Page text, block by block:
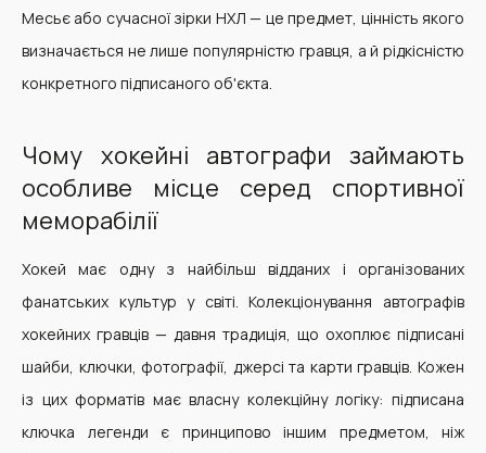
Месьє або сучасної зірки НХЛ — це предмет, цінність якого
визначається не лише популярністю гравця, а й рідкісністю
конкретного підписаного об'єкта.
Чому хокейні автографи займають
особливе місце серед спортивної
меморабілії
Хокей має одну з найбільш відданих і організованих
фанатських культур у світі. Колекціонування автографів
хокейних гравців — давня традиція, що охоплює підписані
шайби, ключки, фотографії, джерсі та карти гравців. Кожен
із цих форматів має власну колекційну логіку: підписана
ключка легенди є принципово іншим предметом, ніж